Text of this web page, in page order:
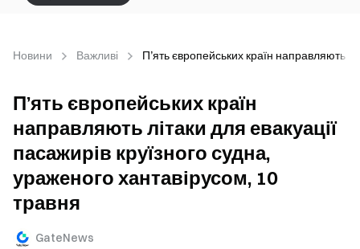
Новини Важливі П’ять європейських країн направляють
П’ять європейських країн
направляють літаки для евакуації
пасажирів круїзного судна,
ураженого хантавірусом, 10
травня
GateNews